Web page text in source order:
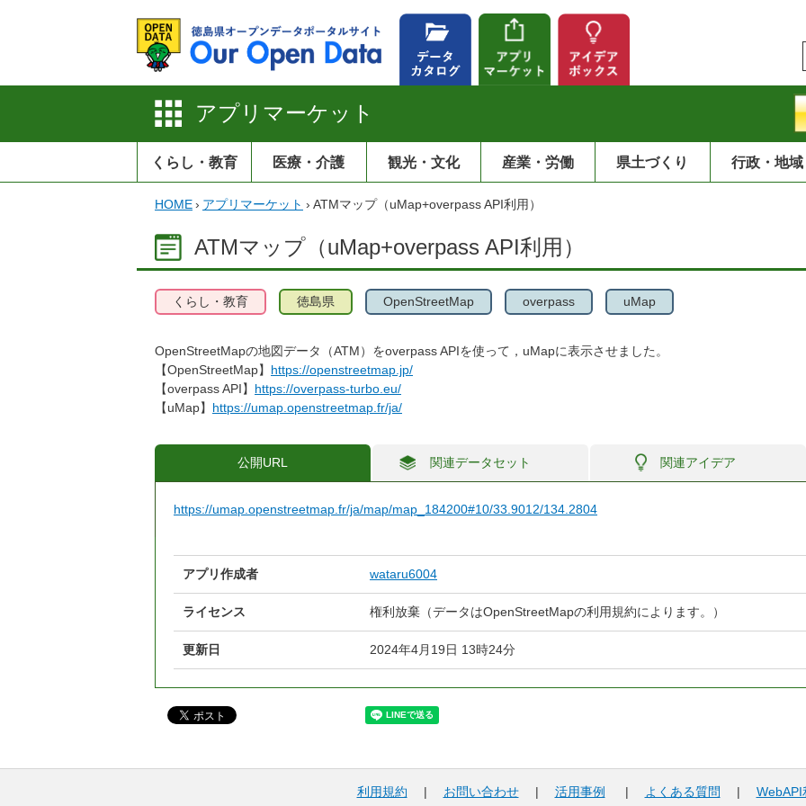
アプリマーケット
くらし・教育 医療・介護 観光・文化 産業・労働 県土づくり 行政・地域
HOME› アプリマーケット › ATMマップ（uMap+overpass API利用）
ATMマップ（uMap+overpass API利用）
くらし・教育 徳島県 OpenStreetMap overpass uMap
OpenStreetMapの地図データ（ATM）をoverpass APIを使って，uMapに表示させました。
【OpenStreetMap】 https://openstreetmap.jp/
【overpass API】 https://overpass-turbo.eu/
【uMap】 https://umap.openstreetmap.fr/ja/
公開URL 関連データセット 関連アイデア
https://umap.openstreetmap.fr/ja/map/map_184200#10/33.9012/134.2804
アプリ作成者 wataru6004
ライセンス 権利放棄（データはOpenStreetMapの利用規約によります。）
更新日 2024年4月19日 13時24分
利用規約 | お問い合わせ| 活用事例 | よくある質問 | WebAPI